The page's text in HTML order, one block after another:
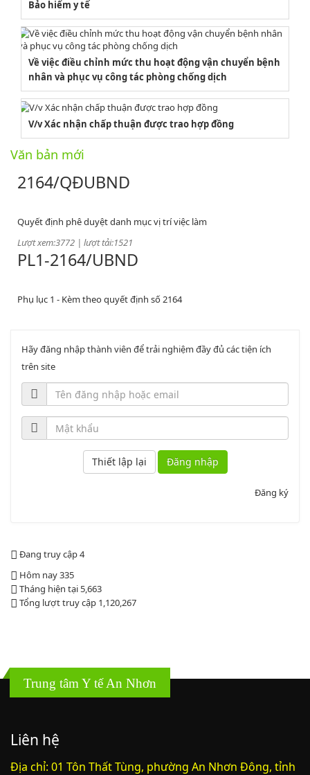
Bảo hiểm y tế
Về việc điều chỉnh mức thu hoạt động vận chuyển bệnh
nhân và phục vụ công tác phòng chống dịch
V/v Xác nhận chấp thuận được trao hợp đồng
Văn bản mới
2164/QĐUBND
Quyết định phê duyệt danh mục vị trí việc làm
Lượt xem:3772 | lượt tải:1521
PL1-2164/UBND
Phụ lục 1 - Kèm theo quyết định số 2164
Lượt xem:1998 | lượt tải:1060
PL3-2164/UBND
Phụ lục 3 - Kèm theo quyết định số 2164
Lượt xem:2010 | lượt tải:1159
công chức
Lượt xem:1784 | lượt tải:546
Hãy đăng nhập thành viên để trải nghiệm đầy đủ các tiện ích
trên site
Đăng nhập
Đăng ký
Đang truy cập4
Hôm nay335
Tháng hiện tại 5,663
Tổng lượt truy cập 1,120,267
Trung tâm Y tế An Nhơn
Liên hệ
Địa chỉ: 01 Tôn Thất Tùng, phường An Nhơn Đông, tỉnh